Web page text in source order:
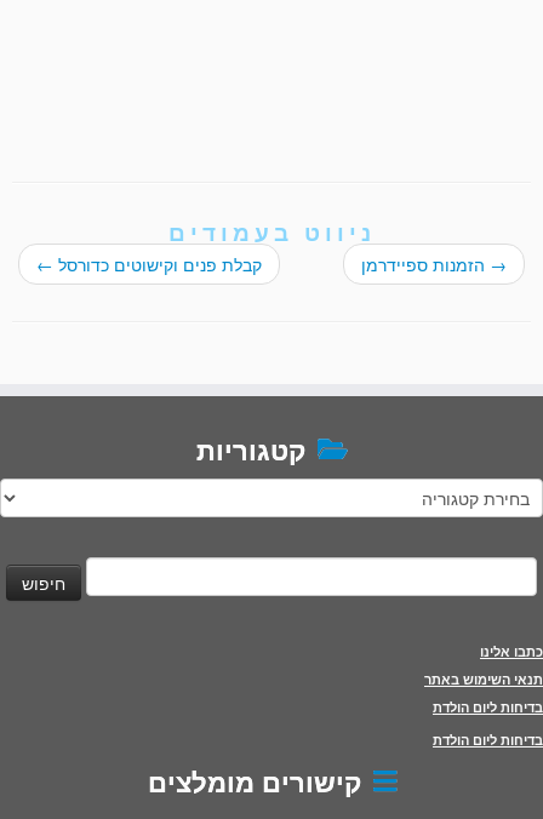
ניווט בעמודים
→ הזמנות ספיידרמן קבלת פנים וקישוטים כדורסל ←
קטגוריות
קטגוריות
חיפוש:
כתבו אלינו
תנאי השימוש באתר
בדיחות ליום הולדת
בדיחות ליום הולדת
קישורים מומלצים